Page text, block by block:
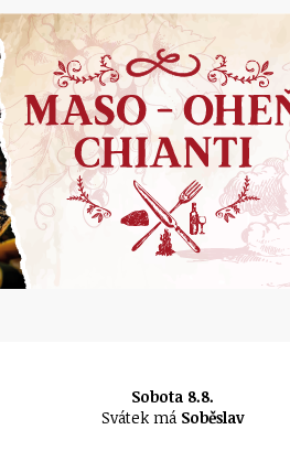
Sobota 8.8.
Svátek má Soběslav